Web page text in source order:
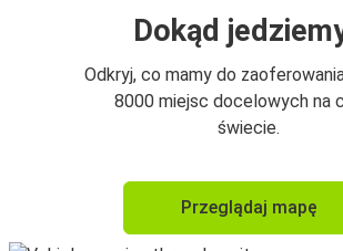
Dokąd
Odkryj, co mamy do
8000 miejsc docelowych na
świecie.
Przeglądaj mapę